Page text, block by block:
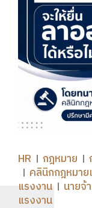
HR กฎหมาย
คลินิกกฎหมาย
แรงงาน
นายจ้
แรงงาน